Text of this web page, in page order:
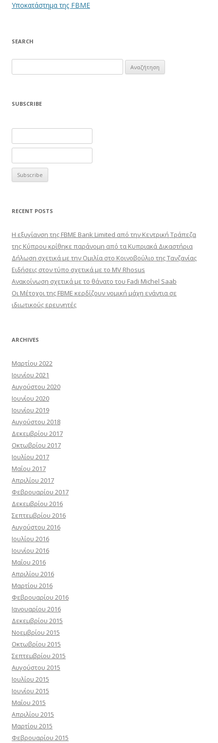
Υποκατάστημα της FBME
SEARCH
για:
SUBSCRIBE
RECENT POSTS
Η εξυγίανση της FBME Bank Limited από την Κεντρική Τράπεζα
της Κύπρου κρίθηκε παράνομη από τα Κυπριακά Δικαστήρια
Δήλωση σχετικά με την Ομιλία στο Κοινοβούλιο της Τανζανίας
Ειδήσεις στον τύπο σχετικά με το MV Rhosus
Ανακοίνωση σχετικά με το θάνατο του Fadi Michel Saab
Οι Μέτοχοι της FBME κερδίζουν νομική μάχη ενάντια σε
ιδιωτικούς ερευνητές
ARCHIVES
Μαρτίου 2022
Ιουνίου 2021
Αυγούστου 2020
Ιουνίου 2020
Ιουνίου 2019
Αυγούστου 2018
Δεκεμβρίου 2017
Οκτωβρίου 2017
Ιουλίου 2017
Μαΐου 2017
Απριλίου 2017
Φεβρουαρίου 2017
Δεκεμβρίου 2016
Σεπτεμβρίου 2016
Αυγούστου 2016
Ιουλίου 2016
Ιουνίου 2016
Μαΐου 2016
Απριλίου 2016
Μαρτίου 2016
Φεβρουαρίου 2016
Ιανουαρίου 2016
Δεκεμβρίου 2015
Νοεμβρίου 2015
Οκτωβρίου 2015
Σεπτεμβρίου 2015
Αυγούστου 2015
Ιουλίου 2015
Ιουνίου 2015
Μαΐου 2015
Απριλίου 2015
Μαρτίου 2015
Φεβρουαρίου 2015